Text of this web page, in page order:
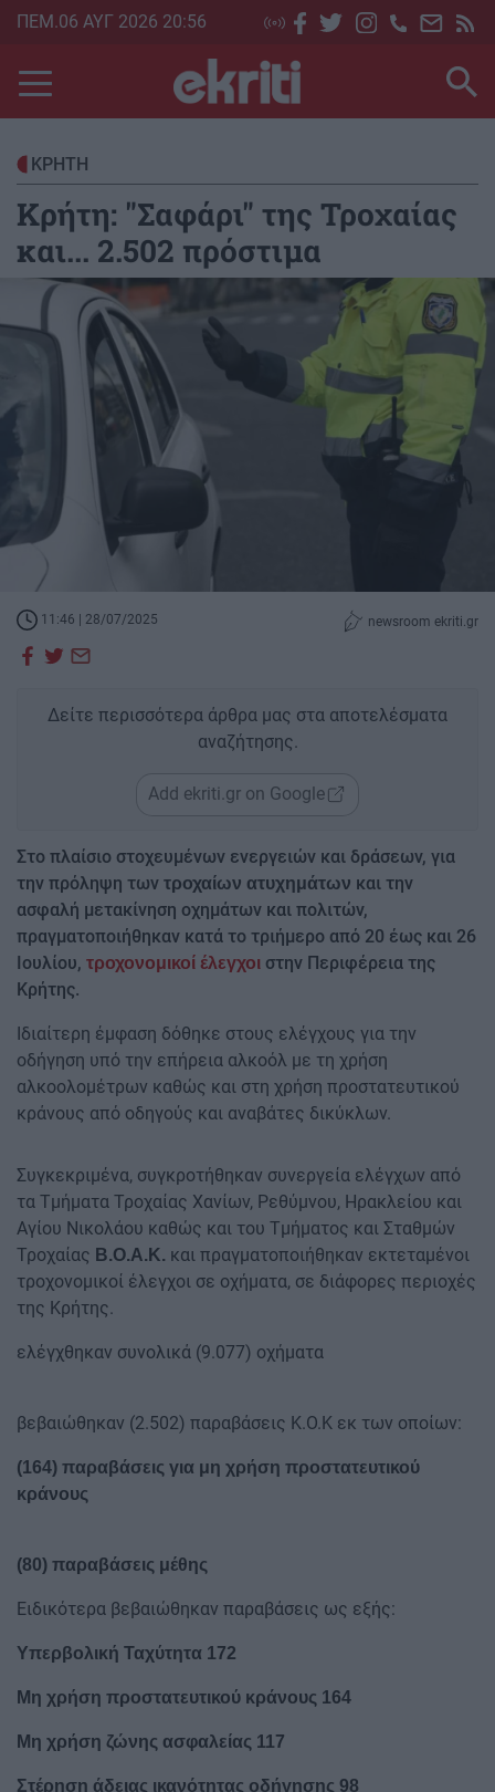
Skip
main
content
ΠΕΜ.06 ΑΥΓ 2026 20:56
ΚΡΗΤΗ
Κρήτη: "Σαφάρι" της Τροχαίας
και... 2.502 πρόστιμα
11:46 | 28/07/2025 newsroom ekriti.gr
Δείτε περισσότερα άρθρα μας στα αποτελέσματα
αναζήτησης.
Add ekriti.gr on Google
Στο πλαίσιο στοχευμένων ενεργειών και δράσεων, για
την πρόληψη των τροχαίων ατυχημάτων και την
ασφαλή μετακίνηση οχημάτων και πολιτών,
πραγματοποιήθηκαν κατά το τριήμερο από 20 έως και 26
Ιουλίου, τροχονομικοί έλεγχοι στην Περιφέρεια της
Κρήτης.
Ιδιαίτερη έμφαση δόθηκε στους ελέγχους για την
οδήγηση υπό την επήρεια αλκοόλ με τη χρήση
αλκοολομέτρων καθώς και στη χρήση προστατευτικού
κράνους από οδηγούς και αναβάτες δικύκλων.
Συγκεκριμένα, συγκροτήθηκαν συνεργεία ελέγχων από
τα Τμήματα Τροχαίας Χανίων, Ρεθύμνου, Ηρακλείου και
Αγίου Νικολάου καθώς και του Τμήματος και Σταθμών
Τροχαίας Β.Ο.Α.Κ. και πραγματοποιήθηκαν εκτεταμένοι
τροχονομικοί έλεγχοι σε οχήματα, σε διάφορες περιοχές
της Κρήτης.
ελέγχθηκαν συνολικά (9.077) οχήματα
βεβαιώθηκαν (2.502) παραβάσεις Κ.Ο.Κ εκ των οποίων:
(164) παραβάσεις για μη χρήση προστατευτικού
κράνους
(80) παραβάσεις μέθης
Ειδικότερα βεβαιώθηκαν παραβάσεις ως εξής:
Υπερβολική Ταχύτητα 172
Μη χρήση προστατευτικού κράνους 164
Μη χρήση ζώνης ασφαλείας 117
Στέρηση άδειας ικανότητας οδήγησης 98